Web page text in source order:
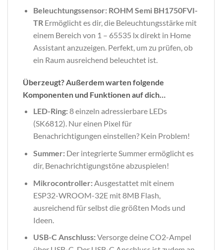
Beleuchtungssensor: ROHM Semi BH1750FVI-
TR Ermöglicht es dir, die Beleuchtungsstärke mit
einem Bereich von 1 – 65535 lx direkt in Home
Assistant anzuzeigen. Perfekt, um zu prüfen, ob
ein Raum ausreichend beleuchtet ist.
Überzeugt? Außerdem warten folgende
Komponenten und Funktionen auf dich…
LED-Ring:8 einzeln adressierbare LEDs
(SK6812). Nur einen Pixel für
Benachrichtigungen einstellen? Kein Problem!
Summer:Der integrierte Summer ermöglicht es
dir, Benachrichtigungstöne abzuspielen!
Mikrocontroller:Ausgestattet mit einem
ESP32-WROOM-32E mit 8MB Flash,
ausreichend für selbst die größten Mods und
Ideen.
USB-C Anschluss:Versorge deine CO2-Ampel